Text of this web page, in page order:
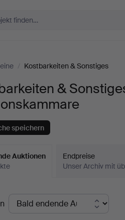
/ Kostbarkeiten & Sonstiges
&
speichern
Auktionen
Endpreise
Unser Archiv mit